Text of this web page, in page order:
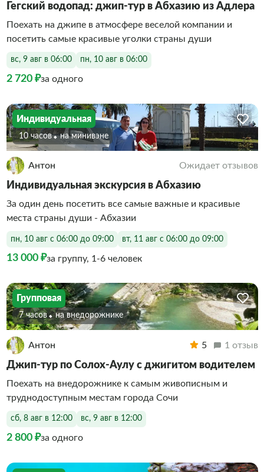
Гегский водопад: джип-тур в Абхазию из Адлера
Поехать на джипе в атмосфере веселой компании и
посетить самые красивые уголки страны души
вс, 9 авг в 06:00 пн, 10 авг в 06:00
2 720 ₽за одного
Индивидуальная
10 часов На минивэне
Антон Ожидает отзывов
Индивидуальная экскурсия в Абхазию
За один день посетить все самые важные и красивые
места страны души - Абхазии
пн, 10 авг с 06:00 до 09:00 вт, 11 авг с 06:00 до 09:00
13 000 ₽за группу, 1-6 человек
Групповая
7 часов На внедорожнике
Антон 5 1 отзыв
Джип-тур по Солох-Аулу с джигитом водителем
Поехать на внедорожнике к самым живописным и
труднодоступным местам города Сочи
сб, 8 авг в 12:00 вс, 9 авг в 12:00
2 800 ₽за одного